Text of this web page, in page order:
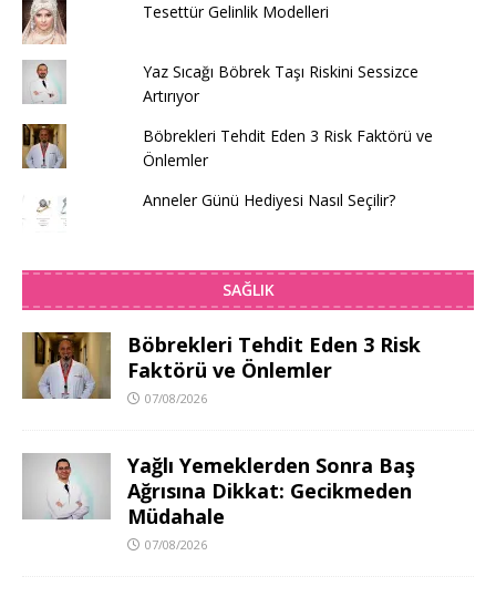
Tesettür Gelinlik Modelleri
Yaz Sıcağı Böbrek Taşı Riskini Sessizce
Artırıyor
Böbrekleri Tehdit Eden 3 Risk Faktörü ve
Önlemler
Anneler Günü Hediyesi Nasıl Seçilir?
SAĞLIK
Böbrekleri Tehdit Eden 3 Risk
Faktörü ve Önlemler
07/08/2026
Yağlı Yemeklerden Sonra Baş
Ağrısına Dikkat: Gecikmeden
Müdahale
07/08/2026